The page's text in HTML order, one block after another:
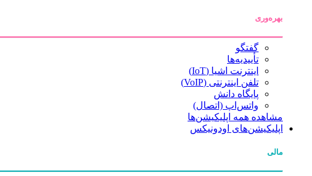
بهره‌وری
گفتگو
تأییدیه‌ها
اینترنت اشیا (IoT)
تلفن اینترنتی (VoIP)
پایگاه دانش
واتس‌اپ (اتصال)
مشاهده همه اپلیکیشن‌ها
اپلیکیشن‌های اودونیکس
مالی